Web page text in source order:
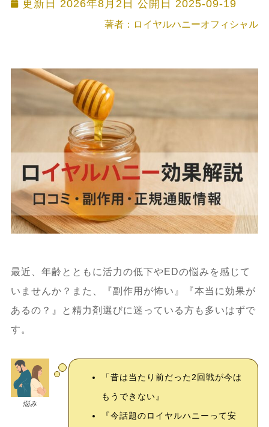
更新日 2026年8月2日 公開日 2025-09-19
著者：ロイヤルハニーオフィシャル
最近、年齢とともに活力の低下やEDの悩みを感じて
いませんか？また、『副作用が怖い』『本当に効果が
あるの？』と精力剤選びに迷っている方も多いはずで
す。
悩み
「昔は当たり前だった2回戦が今は
もうできない』
『今話題のロイヤルハニーって安